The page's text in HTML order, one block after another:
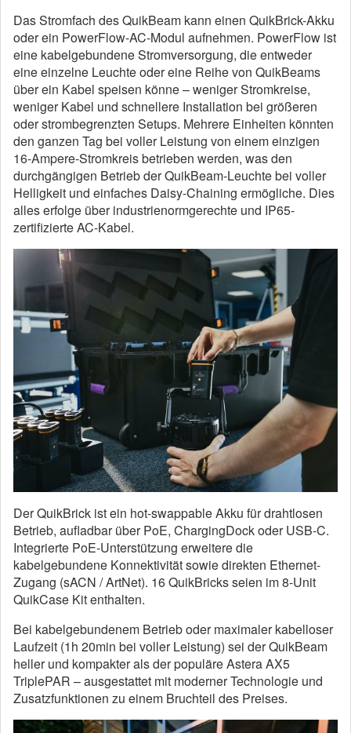
Das Stromfach des QuikBeam kann einen QuikBrick-Akku
oder ein PowerFlow-AC-Modul aufnehmen. PowerFlow ist
eine kabelgebundene Stromversorgung, die entweder
eine einzelne Leuchte oder eine Reihe von QuikBeams
über ein Kabel speisen könne – weniger Stromkreise,
weniger Kabel und schnellere Installation bei größeren
oder strombegrenzten Setups. Mehrere Einheiten könnten
den ganzen Tag bei voller Leistung von einem einzigen
16-Ampere-Stromkreis betrieben werden, was den
durchgängigen Betrieb der QuikBeam-Leuchte bei voller
Helligkeit und einfaches Daisy-Chaining ermögliche. Dies
alles erfolge über industrienormgerechte und IP65-
zertifizierte AC-Kabel.
Der QuikBrick ist ein hot-swappable Akku für drahtlosen
Betrieb, aufladbar über PoE, ChargingDock oder USB-C.
Integrierte PoE-Unterstützung erweitere die
kabelgebundene Konnektivität sowie direkten Ethernet-
Zugang (sACN / ArtNet). 16 QuikBricks seien im 8-Unit
QuikCase Kit enthalten.
Bei kabelgebundenem Betrieb oder maximaler kabelloser
Laufzeit (1h 20min bei voller Leistung) sei der QuikBeam
heller und kompakter als der populäre Astera AX5
TriplePAR – ausgestattet mit moderner Technologie und
Zusatzfunktionen zu einem Bruchteil des Preises.